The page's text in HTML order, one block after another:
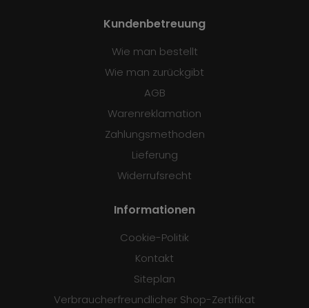
Kundenbetreuung
Wie man bestellt
Wie man zurückgibt
AGB
Warenreklamation
Zahlungsmethoden
Lieferung
Widerrufsrecht
Informationen
Cookie-Politik
Kontakt
Siteplan
Verbraucherfreundlicher Shop-Zertifikat